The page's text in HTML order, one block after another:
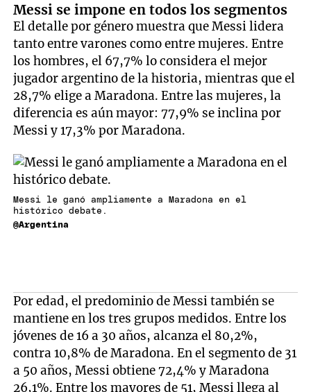
Messi se impone en todos los segmentos
El detalle por género muestra que Messi lidera
tanto entre varones como entre mujeres. Entre
los hombres, el 67,7% lo considera el mejor
jugador argentino de la historia, mientras que el
28,7% elige a Maradona. Entre las mujeres, la
diferencia es aún mayor: 77,9% se inclina por
Messi y 17,3% por Maradona.
Messi le ganó ampliamente a Maradona en el
histórico debate.
@Argentina
Por edad, el predominio de Messi también se
mantiene en los tres grupos medidos. Entre los
jóvenes de 16 a 30 años, alcanza el 80,2%,
contra 10,8% de Maradona. En el segmento de 31
a 50 años, Messi obtiene 72,4% y Maradona
26,1%. Entre los mayores de 51, Messi llega al